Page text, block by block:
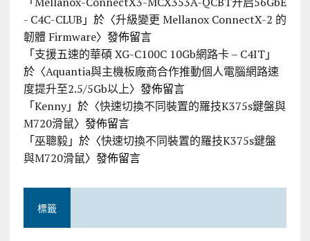
- C4C-CLUB 」於〈升級變更 Mellanox ConnectX-2 的
韌體 Firmware〉發佈留言
「支援五速的華碩 XG-C100C 10Gb網路卡 – C4IT」
於〈Aquantia與主機板廠商合作推動個人電腦網路速
度提升至2.5/5Gb以上〉發佈留言
「Kenny」於〈快速切換不同裝置的羅技K375s鍵盤與
M720滑鼠〉發佈留言
「巫聰毅」於〈快速切換不同裝置的羅技K375s鍵盤
與M720滑鼠〉發佈留言
標籤